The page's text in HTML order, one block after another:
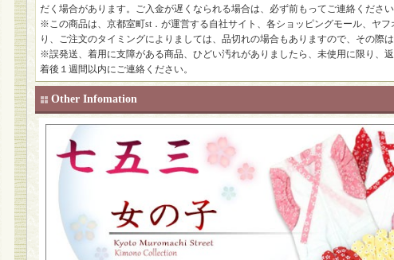
だく場合があります。ご入金が遅くなられる場合は、必ず前もってご連絡くださ
※この商品は、京都室町st．が運営する自社サイト、各ショッピングモール、ヤ
り、ご注文のタイミングによりましては、品切れの場合もありますので、その際
※誤発送、着用に支障がある商品、ひどい汚れがありましたら、未使用に限り、
着後１週間以内にご連絡ください。
Other Infomation